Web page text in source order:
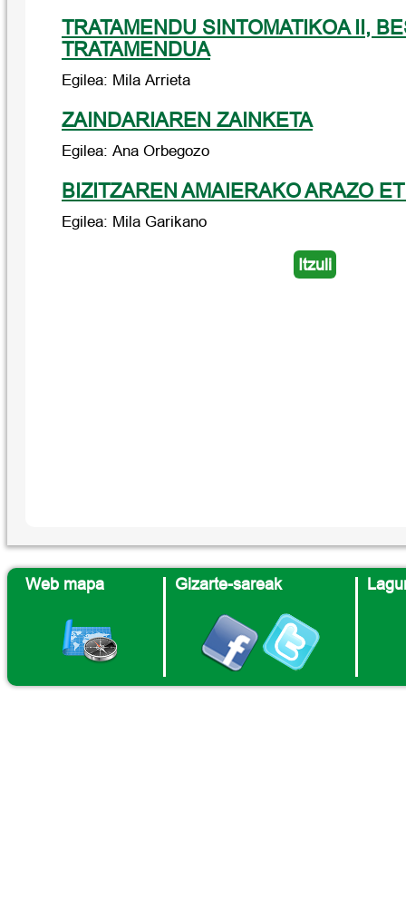
TRATAMENDU SINTOMATIKOA II,
TRATAMENDUA
Egilea: Mila Arrieta
ZAINDARIAREN ZAINKETA
Egilea: Ana Orbegozo
BIZITZAREN AMAIERAKO ARAZO
Egilea: Mila Garikano
Itzuli
Web mapa Gizarte-sareak